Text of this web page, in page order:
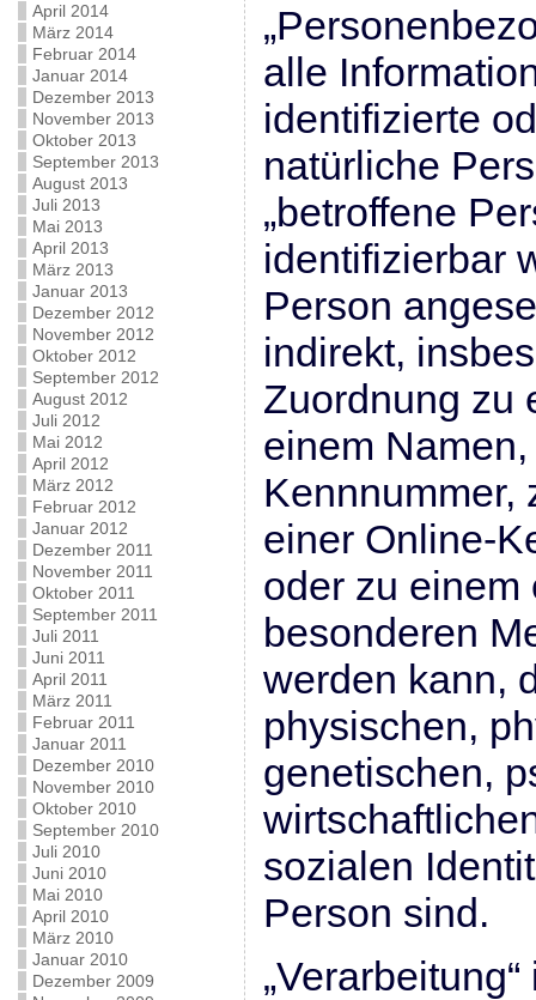
April 2014
März 2014
Februar 2014
Januar 2014
Dezember 2013
November 2013
Oktober 2013
September 2013
August 2013
Juli 2013
Mai 2013
April 2013
März 2013
Januar 2013
Dezember 2012
November 2012
Oktober 2012
September 2012
August 2012
Juli 2012
Mai 2012
April 2012
März 2012
Februar 2012
Januar 2012
Dezember 2011
November 2011
Oktober 2011
September 2011
Juli 2011
Juni 2011
April 2011
März 2011
Februar 2011
Januar 2011
Dezember 2010
November 2010
Oktober 2010
September 2010
Juli 2010
Juni 2010
Mai 2010
April 2010
März 2010
Januar 2010
Dezember 2009
alle
identifizierte
natürliche
„betroffene
identifizierbar
Person
indirekt,
Zuordnung zu
einem
Kennnummer,
einer Online-
oder zu einem
besonderen
werden kann,
physischen,
genetischen,
sozialen
Person sind.